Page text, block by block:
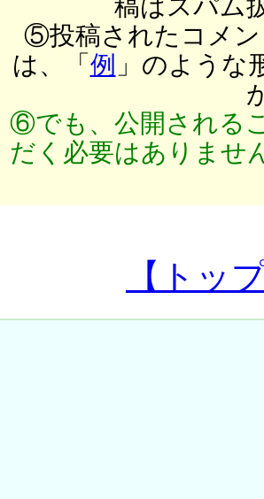
稿はスパム
⑤投稿されたコメン
は、「 例 」のような
⑥でも、公開される
だく必要はありませ
【トッ